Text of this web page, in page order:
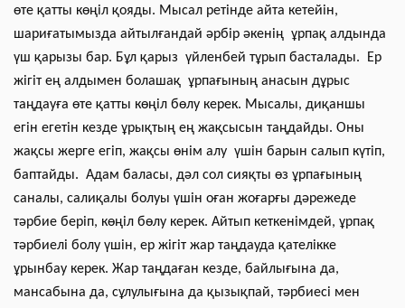
өте қатты көңіл қояды. Мысал ретінде айта кетейін,
шариғатымызда айтылғандай әрбір әкенің ұрпақ алдында
үш қарызы бар. Бұл қарыз үйленбей тұрып басталады. Ер
жігіт ең алдымен болашақ ұрпағының анасын дұрыс
таңдауға өте қатты көңіл бөлу керек. Мысалы, диқаншы
егін егетін кезде ұрықтың ең жақсысын таңдайды. Оны
жақсы жерге егіп, жақсы өнім алу үшін барын салып күтіп,
баптайды. Адам баласы, дәл сол сияқты өз ұрпағының
саналы, салиқалы болуы үшін оған жоғарғы дәрежеде
тәрбие беріп, көңіл бөлу керек. Айтып кеткенімдей, ұрпақ
тәрбиелі болу үшін, ер жігіт жар таңдауда қателікке
ұрынбау керек. Жар таңдаған кезде, байлығына да,
мансабына да, сұлулығына да қызықпай, тәрбиесі мен